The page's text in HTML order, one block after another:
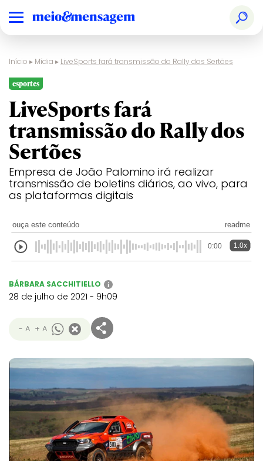
Início ▸ Mídia ▸ LiveSports fará transmissão do Rally dos Sertões
esportes
LiveSports fará
transmissão do Rally dos
Sertões
Empresa de João Palomino irá realizar
transmissão de boletins diários, ao vivo, para
as plataformas digitais
ouça este conteúdo readme
0:00 1.0x
BÁRBARA SACCHITIELLO i
28 de julho de 2021 - 9h09
- A + A